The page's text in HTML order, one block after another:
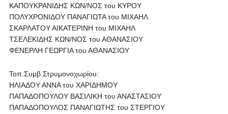
ΚΑΠΟΥΚΡΑΝΙΔΗΣ ΚΩΝ/ΝΟΣ του ΚΥΡΟΥ
ΠΟΛΥΧΡΟΝΙΔΟΥ ΠΑΝΑΓΙΩΤΑ του ΜΙΧΑΗΛ
ΣΚΑΡΛΑΤΟΥ ΑΙΚΑΤΕΡΙΝΗ του ΜΙΧΑΗΛ
ΤΣΕΛΕΚΙΔΗΣ ΚΩΝ/ΝΟΣ του ΑΘΑΝΑΣΙΟΥ
ΦΕΝΕΡΛΗ ΓΕΩΡΓΙΑ του ΑΘΑΝΑΣΙΟΥ
Τοπ.Συμβ.Στρυμονοχωρίου:
ΗΛΙΑΔΟΥ ΑΝΝΑ του ΧΑΡΙΔΗΜΟΥ
ΠΑΠΑΔΟΠΟΥΛΟΥ ΒΑΣΙΛΙΚΗ του ΑΝΑΣΤΑΣΙΟΥ
ΠΑΠΑΔΟΠΟΥΛΟΣ ΠΑΝΑΓΙΩΤΗΣ του ΣΤΕΡΓΙΟΥ